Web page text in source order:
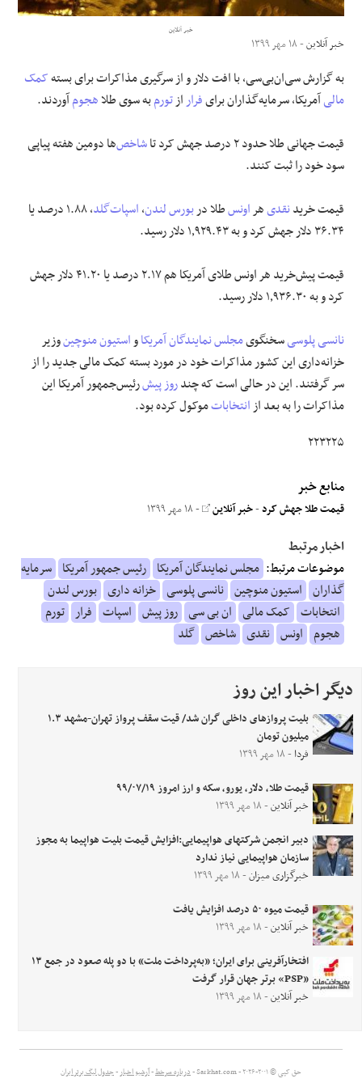
علوم و فن آوری
فرهنگی و هنری
خبر آنلاین
خبر آنلاین- ۱۸ مهر ۱۳۹۹
به گزارش سی‌ان‌بی‌سی، با افت دلار و از سرگیری مذاکرات برای بستهکمک
مالیآمریکا، سرمایه‌گذاران برایفرارازتورمبه سوی طلاهجومآوردند.
قیمت جهانی طلا حدود ۲ درصد جهش کرد تا شاخص‌ها دومین هفته پیاپی
سود خود را ثبت کنند.
قیمت خریدنقدیهراونسطلا دربورس لندن،اسپاتگلد
، ۱.۸۸ درصد یا
۳۶.۳۴ دلار جهش کرد و به ۱٫۹۲۹.۴۳ دلار رسید.
قیمت پیش‌خرید هر اونس طلای آمریکا هم ۲.۱۷ درصد یا ۴۱.۲۰ دلار جهش
کرد و به ۱٫۹۳۶.۳۰ دلار رسید.
نانسی پلوسیسخنگویمجلس نمایندگان آمریکاواستیون منوچینوزیر
خزانه‌داری این کشور مذاکرات خود در مورد بسته کمک مالی جدید را از
سر گرفتند. این در حالی است که چندروز پیشرئیس‌جمهور آمریکا این
مذاکرات را به بعد ازانتخاباتموکول کرده بود.
۲۲۳۲۲۵
منابع خبر
قیمت طلا جهش کرد-خبر آنلاین - ۱۸ مهر ۱۳۹۹
اخبار مرتبط
موضوعات مرتبط: مجلس نمایندگان آمریکا رئیس جمهور آمریکا سرمایه
گذاران استیون منوچین نانسی پلوسی خزانه داری بورس لندن
انتخابات کمک مالی ان بی سی روز پیش اسپات فرار تورم
هجوم اونس نقدی شاخص گلد
دیگر اخبار این روز
بلیت پرواز‌های داخلی گران شد/ قیت سقف پرواز تهران-مشهد ۱.۳
میلیون تومان
فردا - ۱۸ مهر ۱۳۹۹
قیمت طلا، دلار، یورو، سکه و ارز امروز ۹۹/۰۷/۱۹
خبر آنلاین- ۱۸ مهر ۱۳۹۹
دبیر انجمن شرکتهای هواپیمایی:افزایش قیمت بلیت هواپیما به مجوز
سازمان هواپیمایی نیاز ندارد
خبرگزاری میزان- ۱۸ مهر ۱۳۹۹
قیمت میوه ۵۰ درصد افزایش یافت
خبر آنلاین- ۱۸ مهر ۱۳۹۹
افتخارآفرینی برای ایران؛ «به‌پرداخت ملت» با دو پله صعود در جمع ۱۳
«PSP» برتر جهان قرار گرفت
خبر آنلاین- ۱۸ مهر ۱۳۹۹
حق کپی © ۲۰۰۱-۲۰۲۶ - Sarkhat.com - درباره سرخط-آرشیو اخبار-جدول لیگ برتر ایران